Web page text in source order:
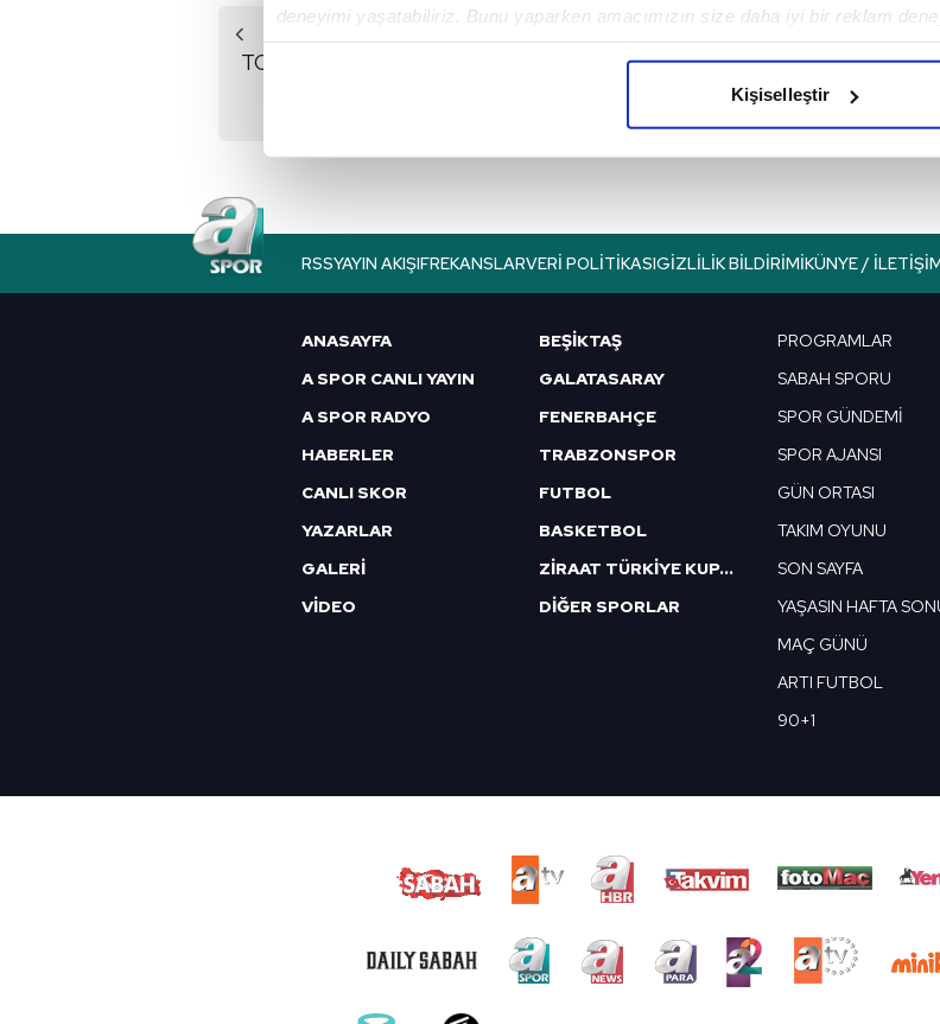
deneyimi yaşatabiliriz. Bunu yaparken amacımızın size daha iyi bir reklam
Her halükârda, kullanıcılar, bu çerezlere izin vermedikleri takdirde,
reklam/pazarlama faaliyetlerinin yapılması, amaçlarıyla sınırlı olarak açık
Çerezlere ilişkin tercihlerinizi aşağıda yer alan panel vasıtasıyla
Çerez Bilgilendirme Metnimizi
6698 sayılı Kişisel Verilerin Korunması Kanunu uyarınca hazırlanmış
Kişiselleştir
TOKİ orta gelir konut
BATMAN TOKİ
YAPILACAK
| Sosyal Konut
RSSYAYIN AKIŞIFREKANSLARVERI POLITIKASIGIZLILIK BILDIRIMIKÜNYE /
ANASAYFA
A SPOR CANLI YAYIN
A SPOR RADYO
HABERLER
CANLI SKOR
YAZARLAR
GALERİ
VİDEO
BEŞİKTAŞ
GALATASARAY
FENERBAHÇE
TRABZONSPOR
FUTBOL
BASKETBOL
ZİRAAT TÜRKİYE KUPASI
DİĞER SPORLAR
PROGRAMLAR
SABAH SPORU
SPOR GÜNDEMİ
SPOR AJANSI
GÜN ORTASI
TAKIM OYUNU
SON SAYFA
YAŞASIN HAFTA
MAÇ GÜNÜ
ARTI FUTBOL
90+1